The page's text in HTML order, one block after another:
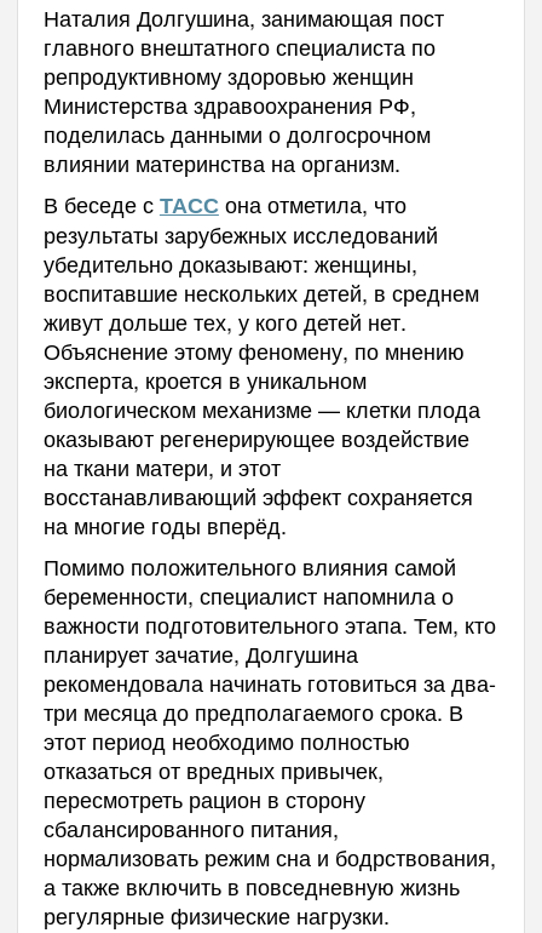
Наталия Долгушина, занимающая пост
главного внештатного специалиста по
репродуктивному здоровью женщин
Министерства здравоохранения РФ,
поделилась данными о долгосрочном
влиянии материнства на организм.
В беседе сТАССона отметила, что
результаты зарубежных исследований
убедительно доказывают: женщины,
воспитавшие нескольких детей, в среднем
живут дольше тех, у кого детей нет.
Объяснение этому феномену, по мнению
эксперта, кроется в уникальном
биологическом механизме — клетки плода
оказывают регенерирующее воздействие
на ткани матери, и этот
восстанавливающий эффект сохраняется
на многие годы вперёд.
Помимо положительного влияния самой
беременности, специалист напомнила о
важности подготовительного этапа. Тем, кто
планирует зачатие, Долгушина
рекомендовала начинать готовиться за два-
три месяца до предполагаемого срока. В
этот период необходимо полностью
отказаться от вредных привычек,
пересмотреть рацион в сторону
сбалансированного питания,
нормализовать режим сна и бодрствования,
а также включить в повседневную жизнь
регулярные физические нагрузки.